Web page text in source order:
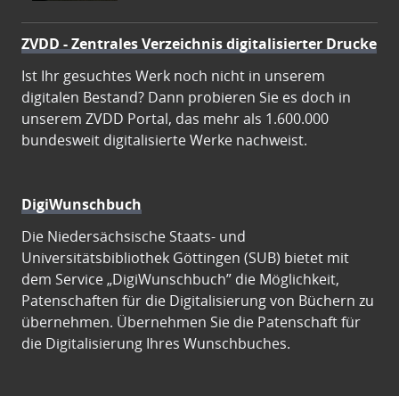
ZVDD - Zentrales Verzeichnis digitalisierter Drucke
Ist Ihr gesuchtes Werk noch nicht in unserem
digitalen Bestand? Dann probieren Sie es doch in
unserem ZVDD Portal, das mehr als 1.600.000
bundesweit digitalisierte Werke nachweist.
DigiWunschbuch
Die Niedersächsische Staats- und
Universitätsbibliothek Göttingen (SUB) bietet mit
dem Service „DigiWunschbuch” die Möglichkeit,
Patenschaften für die Digitalisierung von Büchern zu
übernehmen. Übernehmen Sie die Patenschaft für
die Digitalisierung Ihres Wunschbuches.